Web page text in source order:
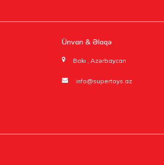
Ünvan & Əlaqə
Bakı , Azərbaycan
info@supertoys.az